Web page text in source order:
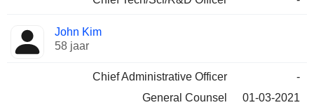
John Kim
58 jaar
Chief Administrative Officer
-
General Counsel
01-03-2021